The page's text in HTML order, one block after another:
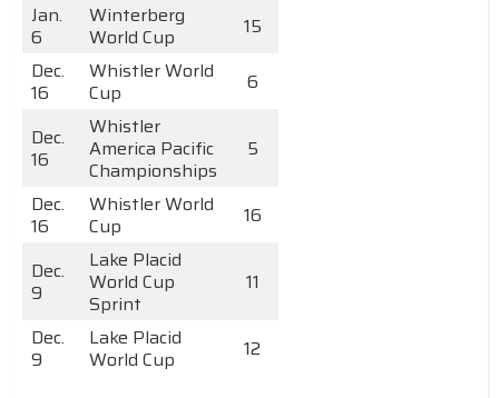
Jan.
6
Winterberg
World Cup
15
Dec.
16
Whistler World
Cup
6
Dec.
16
Whistler
America Pacific
Championships
5
Dec.
16
Whistler World
Cup
16
Dec.
9
Lake Placid
World Cup
Sprint
11
Dec.
9
Lake Placid
World Cup
12